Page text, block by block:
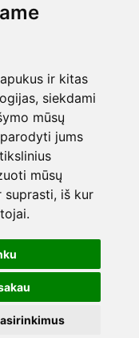
ir kitas
siekdami
mūsų
jums
mūsų
suprasti, iš kur
•Privatumo politika
gydytojams,